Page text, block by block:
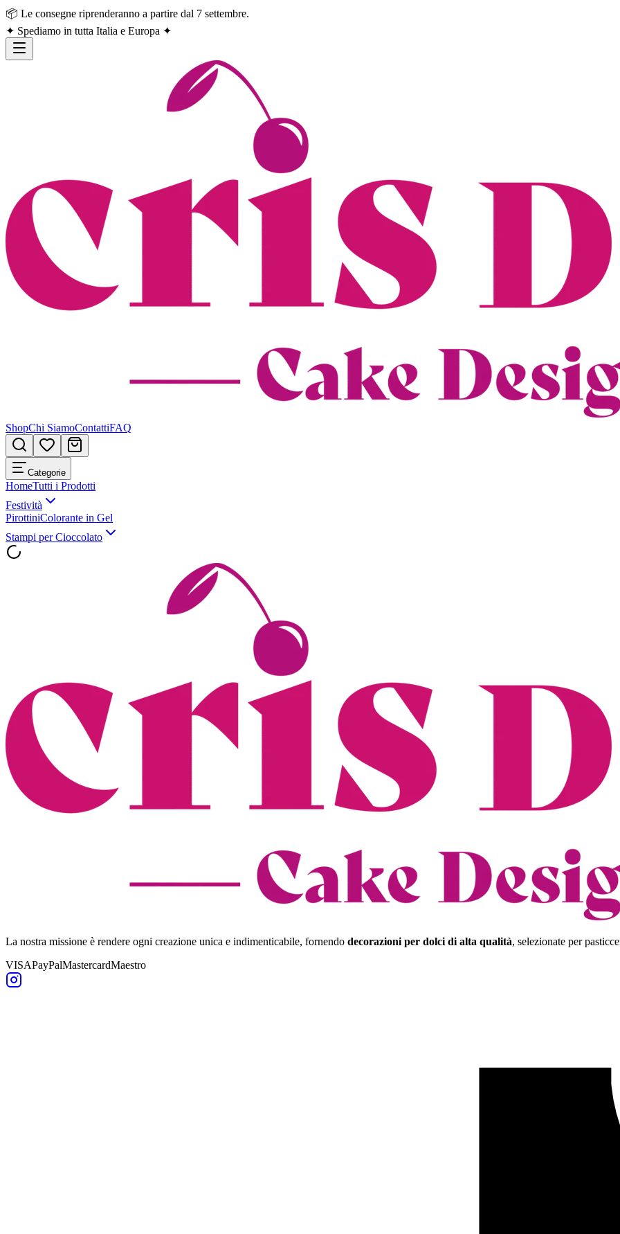
📦 Le consegne riprenderanno a partire dal 7 settembre.
✦ Spediamo in tutta Italia e Europa ✦
ShopChi SiamoContattiFAQ
Categorie
HomeTutti i Prodotti
Festività
PirottiniColorante in Gel
Stampi per Cioccolato
La nostra missione è rendere ogni creazione unica e indimenticabile, fornendo decorazioni per dolci di alta qualità, selezionate per
VISAPayPalMastercardMaestro